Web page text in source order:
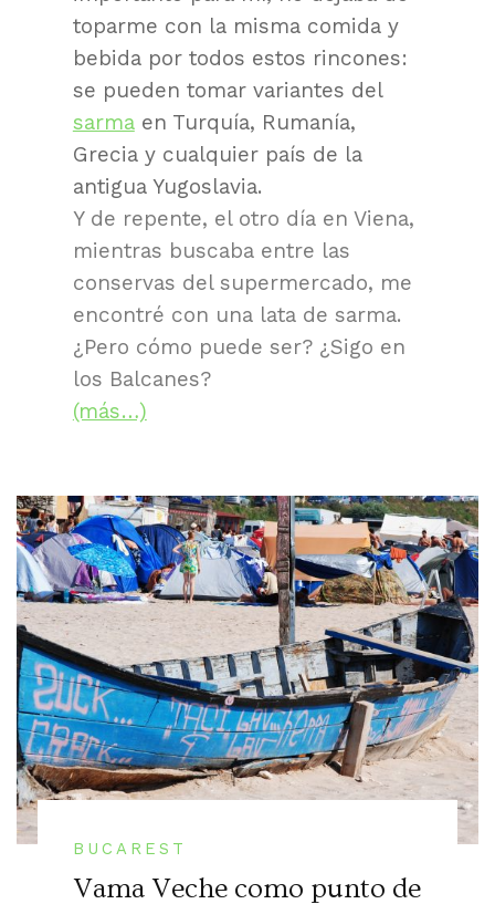
toparme con la misma comida y
bebida por todos estos rincones:
se pueden tomar variantes del
sarmaen Turquía, Rumanía,
Grecia y cualquier país de la
antigua Yugoslavia.
Y de repente, el otro día en Viena,
mientras buscaba entre las
conservas del supermercado, me
encontré con una lata de sarma.
¿Pero cómo puede ser? ¿Sigo en
los Balcanes?
(más…)
BUCAREST
Vama Veche como punto de